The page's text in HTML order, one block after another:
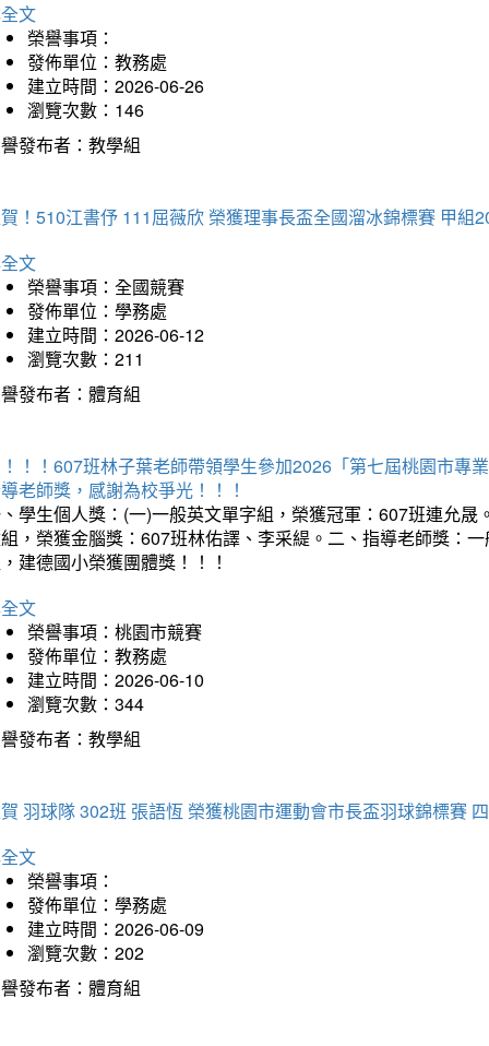
文
榮譽事項：
發佈單位：教務處
建立時間：2026-06-26
瀏覽次數：146
發布者：教學組
！510江書伃 111屈薇欣 榮獲理事長盃全國溜冰錦標賽 甲組
文
榮譽事項：全國競賽
發佈單位：學務處
建立時間：2026-06-12
瀏覽次數：211
發布者：體育組
！！607班林子葉老師帶領學生參加2026「第七屆桃園市專
老師獎，感謝為校爭光！！！
學生個人獎：(一)一般英文單字組，榮獲冠軍：607班連允
，榮獲金腦獎：607班林佑譯、李采緹。二、指導老師獎：
建德國小榮獲團體獎！！！
文
榮譽事項：桃園市競賽
發佈單位：教務處
建立時間：2026-06-10
瀏覽次數：344
發布者：教學組
羽球隊 302班 張語恆 榮獲桃園市運動會市長盃羽球錦標賽
文
榮譽事項：
發佈單位：學務處
建立時間：2026-06-09
瀏覽次數：202
發布者：體育組